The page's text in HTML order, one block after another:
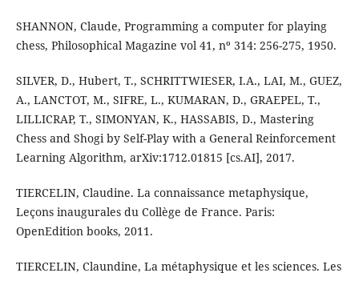
SHANNON, Claude, Programming a computer for playing
chess, Philosophical Magazine vol 41, nº 314: 256-275, 1950.
SILVER, D., Hubert, T., SCHRITTWIESER, I.A., LAI, M., GUEZ,
A., LANCTOT, M., SIFRE, L., KUMARAN, D., GRAEPEL, T.,
LILLICRAP, T., SIMONYAN, K., HASSABIS, D., Mastering
Chess and Shogi by Self-Play with a General Reinforcement
Learning Algorithm, arXiv:1712.01815 [cs.AI], 2017.
TIERCELIN, Claudine. La connaissance metaphysique,
Leçons inaugurales du Collège de France. Paris:
OpenEdition books, 2011.
TIERCELIN, Claundine, La métaphysique et les sciences. Les